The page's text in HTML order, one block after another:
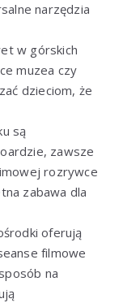
narzędzia
w górskich
muzea czy
dzieciom, że
są
zawsze
rozrywce
zabawa dla
oferują
filmowe
na